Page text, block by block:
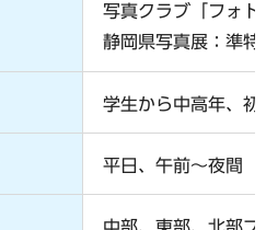
写真クラブ「フォ
静岡県写真展：準
学生から中高年、初
平日、午前～夜間
中部、東部、北部ブ